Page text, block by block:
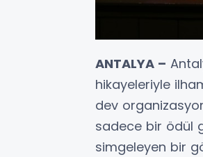
ANTALYA –
hikayeleriyle
dev
sadece bir ödül
simgeleyen bir